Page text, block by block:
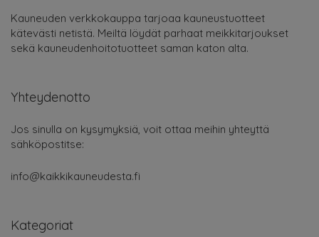
Kauneuden verkkokauppa tarjoaa kauneustuotteet
kätevästi netistä. Meiltä löydät parhaat meikkitarjoukset
sekä kauneudenhoitotuotteet saman katon alta.
Yhteydenotto
Jos sinulla on kysymyksiä, voit ottaa meihin yhteyttä
sähköpostitse:
info@kaikkikauneudesta.fi
Kategoriat